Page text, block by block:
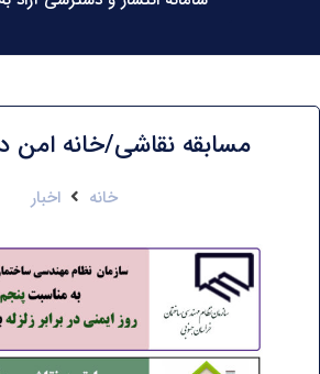
مسابقه نقاشی/خانه امن در
خانه اخبار